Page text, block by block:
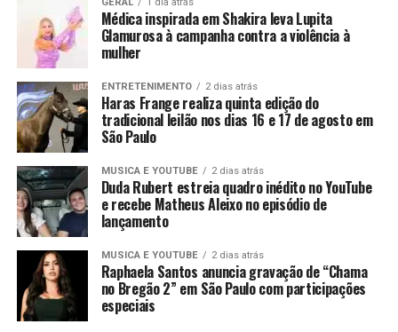
Médica inspirada em Shakira leva Lupita
Glamurosa à campanha contra a violência à
mulher
ENTRETENIMENTO 2 dias atrás
Haras Frange realiza quinta edição do
tradicional leilão nos dias 16 e 17 de agosto em
São Paulo
MUSICA E YOUTUBE 2 dias atrás
Duda Rubert estreia quadro inédito no YouTube
e recebe Matheus Aleixo no episódio de
lançamento
MUSICA E YOUTUBE 2 dias atrás
Raphaela Santos anuncia gravação de “Chama
no Bregão 2” em São Paulo com participações
especiais